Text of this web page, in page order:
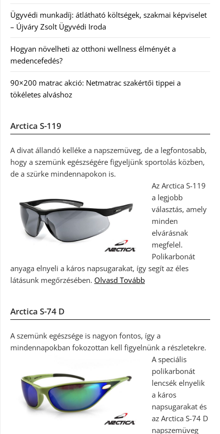
Ügyvédi munkadíj: átlátható költségek, szakmai képviselet
– Újváry Zsolt Ügyvédi Iroda
Hogyan növelheti az otthoni wellness élményét a
medencefedés?
90×200 matrac akció: Netmatrac szakértői tippei a
tökéletes alváshoz
Arctica S-119
A divat állandó kelléke a napszemüveg, de a legfontosabb,
hogy a szemünk egészségére figyeljünk sportolás közben,
de a szürke mindennapokon is.
Az Arctica S-119
a legjobb
választás, amely
minden
elvárásnak
megfelel.
Polikarbonát
anyaga elnyeli a káros napsugarakat, így segít az éles
látásunk megőrzésében. Olvasd Tovább
Arctica S-74 D
A szemünk egészsége is nagyon fontos, így a
mindennapokban fokozottan kell figyelnünk a részletekre.
A speciális
polikarbonát
lencsék elnyelik
a káros
napsugarakat és
az Arctica S-74 D
napszemüveg